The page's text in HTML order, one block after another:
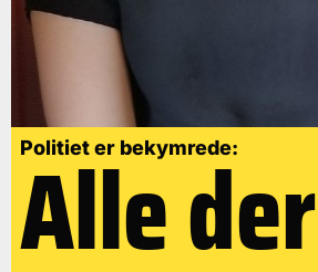
Politiet er bekymrede:
Alle